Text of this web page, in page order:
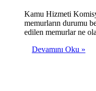
Kamu Hizmeti
memurların durumu
edilen memurlar ne
Devamını Oku »